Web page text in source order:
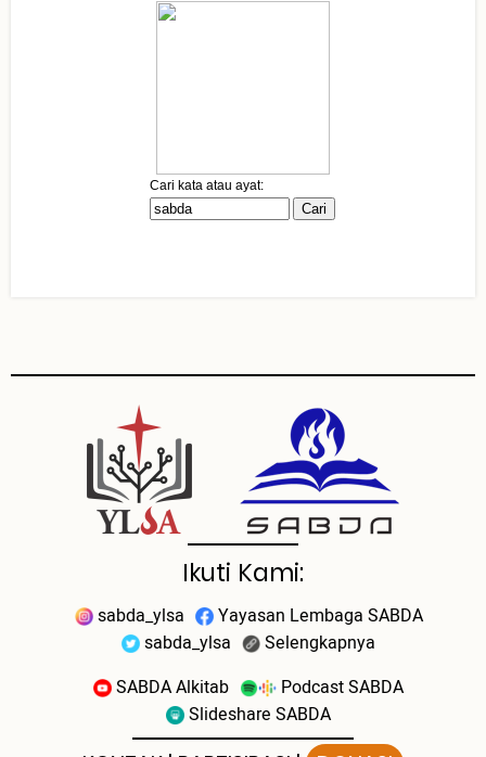
Ikuti Kami:
sabda_ylsa
Yayasan Lembaga SABDA
sabda_ylsa
Selengkapnya
SABDA Alkitab
Podcast SABDA
Slideshare SABDA